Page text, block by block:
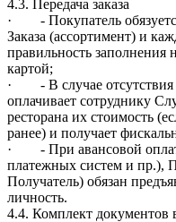
4.3. Передача заказа
· - Покупатель
Заказа (ассортимент) и
правильность заполнения
картой;
· - В случае отсутствия
оплачивает сотруднику
ресторана их стоимость
ранее) и получает
· - При авансовой
платежных систем и пр.),
Получатель) обязан
личность.
4.4. Комплект документов